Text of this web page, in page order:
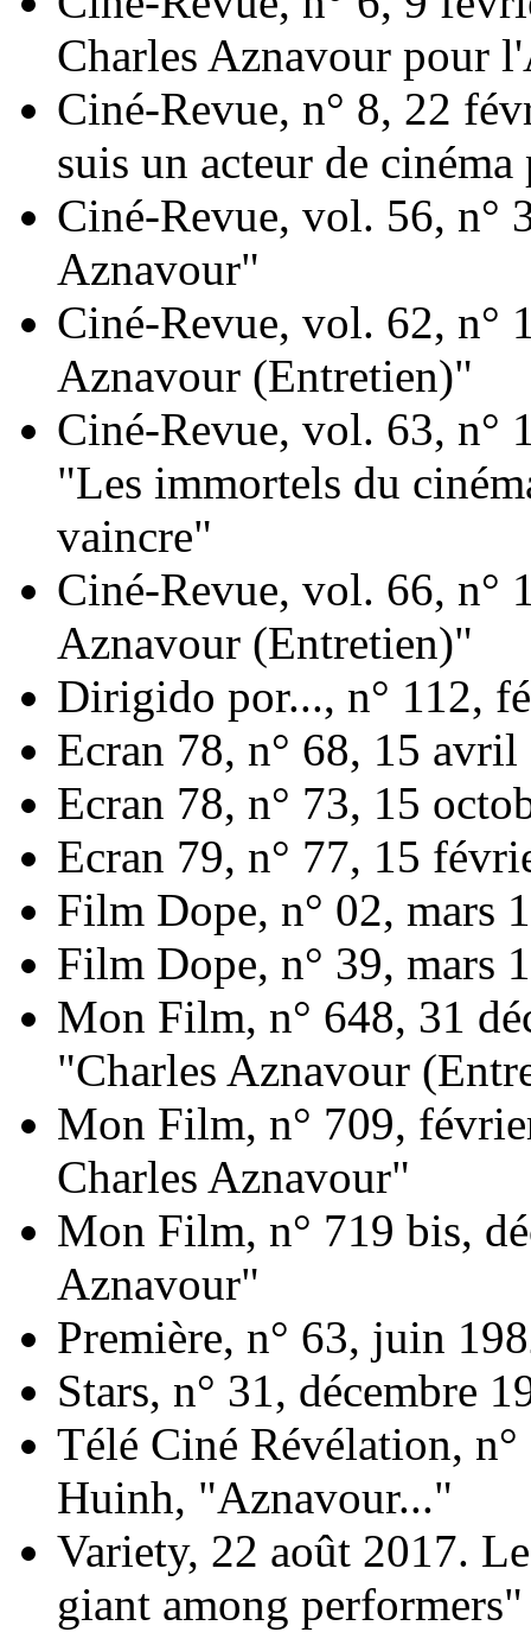
Charles Aznavour pour
Ciné-Revue, n° 8, 22
suis un acteur de
Ciné-Revue, vol. 56, n°
Aznavour"
Ciné-Revue, vol. 62, n°
Aznavour (Entretien)"
Ciné-Revue, vol. 63, n°
"Les immortels du
vaincre"
Ciné-Revue, vol. 66, n°
Aznavour (Entretien)"
Dirigido por..., n° 112,
Ecran 78, n° 68, 15
Ecran 78, n° 73, 15
Ecran 79, n° 77, 15
Film Dope, n° 02, mars
Film Dope, n° 39, mars
Mon Film, n° 648, 31
"Charles Aznavour
Mon Film, n° 709,
Charles Aznavour"
Mon Film, n° 719 bis,
Aznavour"
Première, n° 63, juin
Stars, n° 31, décembre
Télé Ciné Révélation,
Huinh, "Aznavour..."
Variety, 22 août 2017.
giant among performers"